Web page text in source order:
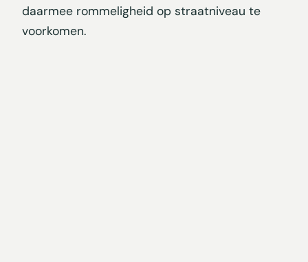
daarmee rommeligheid op straatniveau te
voorkomen.